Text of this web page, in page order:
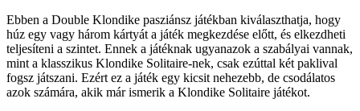
Ebben a Double Klondike pasziánsz játékban kiválaszthatja, hogy
húz egy vagy három kártyát a játék megkezdése előtt, és elkezdheti
teljesíteni a szintet. Ennek a játéknak ugyanazok a szabályai vannak,
mint a klasszikus Klondike Solitaire-nek, csak ezúttal két paklival
fogsz játszani. Ezért ez a játék egy kicsit nehezebb, de csodálatos
azok számára, akik már ismerik a Klondike Solitaire játékot.